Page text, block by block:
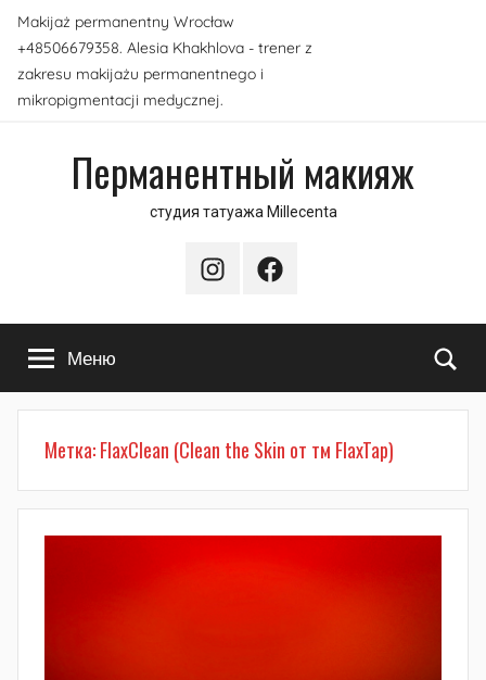
Перейти
содержимому
Makijaż permanentny Wrocław
+48506679358. Alesia Khakhlova - trener z
zakresu makijażu permanentnego i
mikropigmentacji medycznej.
Перманентный макияж
студия татуажа Millecenta
InstagramFacebook
Меню
Метка:FlaxClean (Clean the Skin от тм FlaxTap)